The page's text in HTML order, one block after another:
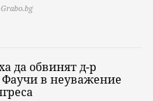
да обвинят д-р
в неуважение